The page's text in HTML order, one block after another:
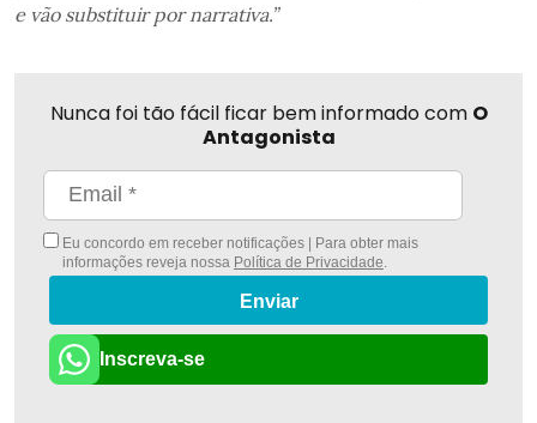
e vão substituir por narrativa.”
Nunca foi tão fácil ficar bem informado com O
Antagonista
Eu concordo em receber notificações | Para obter mais
informações reveja nossa Política de Privacidade
Enviar
Inscreva-se